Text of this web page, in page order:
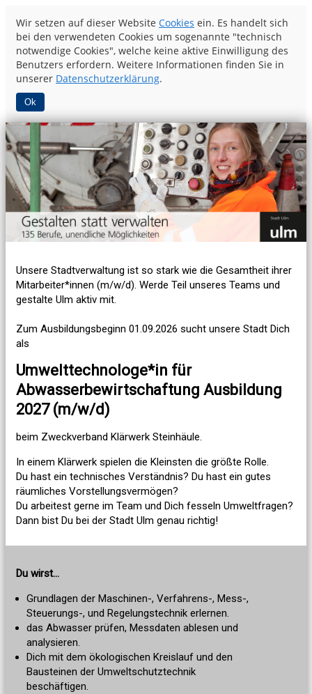
Wir setzen auf dieser Website Cookies ein. Es handelt sich
bei den verwendeten Cookies um sogenannte "technisch
notwendige Cookies", welche keine aktive Einwilligung des
Benutzers erfordern. Weitere Informationen finden Sie in
unserer Datenschutzerklärung.
Ok
Unsere Stadtverwaltung ist so stark wie die Gesamtheit ihrer
Mitarbeiter*innen (m/w/d). Werde Teil unseres Teams und
gestalte Ulm aktiv mit.
Zum Ausbildungsbeginn 01.09.2026 sucht unsere Stadt Dich
als
Umwelttechnologe*in für
Abwasserbewirtschaftung Ausbildung
2027 (m/w/d)
beim Zweckverband Klärwerk Steinhäule.
In einem Klärwerk spielen die Kleinsten die größte Rolle.
Du hast ein technisches Verständnis? Du hast ein gutes
räumliches Vorstellungsvermögen?
Du arbeitest gerne im Team und Dich fesseln Umweltfragen?
Dann bist Du bei der Stadt Ulm genau richtig!
Du wirst...
Grundlagen der Maschinen-, Verfahrens-, Mess-,
Steuerungs-, und Regelungstechnik erlernen.
das Abwasser prüfen, Messdaten ablesen und
analysieren.
Dich mit dem ökologischen Kreislauf und den
Bausteinen der Umweltschutztechnik
beschäftigen.